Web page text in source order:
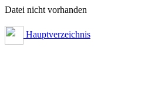
Datei nicht vorhanden
Hauptverzeichnis